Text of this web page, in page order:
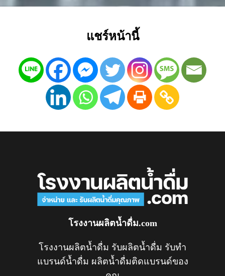
แชร์หน้านี้
โรงงานผลิตน้ำดื่ม.com
โรงงานผลิตน้ำดื่ม รับผลิตน้ำดื่ม รับทำ
แบรนด์น้ำดื่ม ผลิตน้ำดื่มติดแบรนด์ของ